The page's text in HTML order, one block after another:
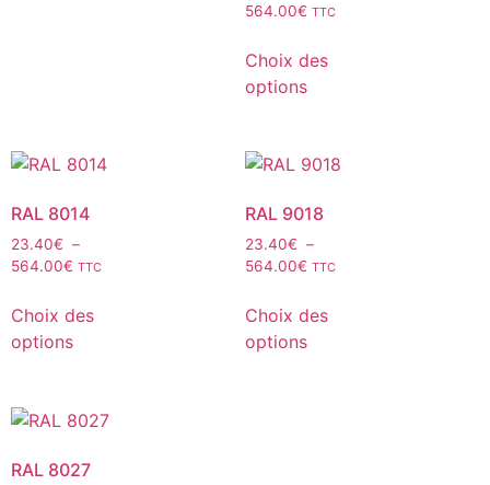
564.00€ TTC
Choix des
options
RAL 8014
23.40€ –
564.00€ TTC
Choix des
options
RAL 9018
23.40€ –
564.00€ TTC
Choix des
options
RAL 8027